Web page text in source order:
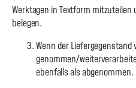
Werktagen in Textform
belegen.
Wenn der
genommen/
ebenfalls als abgenommen.